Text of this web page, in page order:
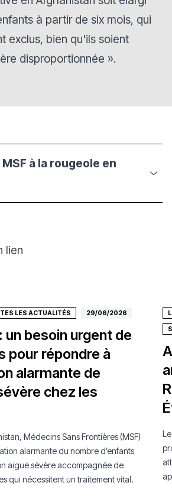
à partir de six mois, qui
exclus, bien qu'ils soient
disproportionnée ».
à la rougeole en
lien
LES ACTUALITÉS 29/06/2026
besoin urgent de
pour répondre à
alarmante de
chez les
Médecins Sans Frontières (MSF)
alarmante du nombre d’enfants
aiguë sévère accompagnée de
qui nécessitent un traitement vital.